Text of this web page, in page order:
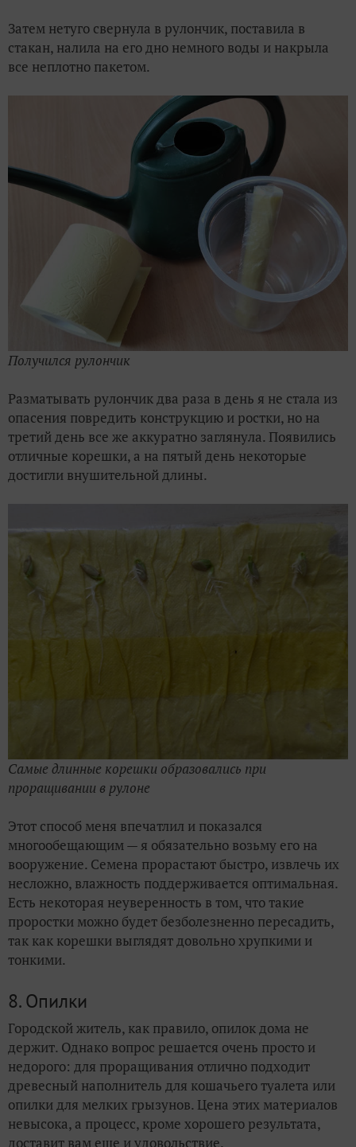
Затем нетуго свернула в рулончик, поставила в
стакан, налила на его дно немного воды и накрыла
все неплотно пакетом.
Получился рулончик
Разматывать рулончик два раза в день я не стала из
опасения повредить конструкцию и ростки, но на
третий день все же аккуратно заглянула. Появились
отличные корешки, а на пятый день некоторые
достигли внушительной длины.
Самые длинные корешки образовались при
проращивании в рулоне
Этот способ меня впечатлил и показался
многообещающим — я обязательно возьму его на
вооружение. Семена прорастают быстро, извлечь их
несложно, влажность поддерживается оптимальная.
Есть некоторая неуверенность в том, что такие
проростки можно будет безболезненно пересадить,
так как корешки выглядят довольно хрупкими и
тонкими.
8. Опилки
Городской житель, как правило, опилок дома не
держит. Однако вопрос решается очень просто и
недорого: для проращивания отлично подходит
древесный наполнитель для кошачьего туалета или
опилки для мелких грызунов. Цена этих материалов
невысока, а процесс, кроме хорошего результата,
доставит вам еще и удовольствие.